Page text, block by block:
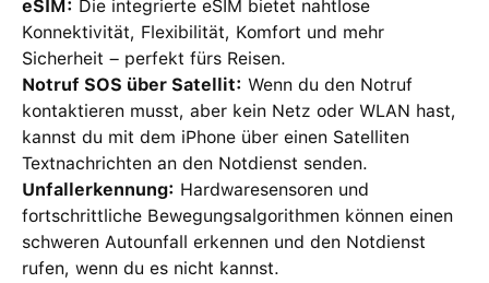
eSIM: Die integrierte eSIM bietet nahtlose
Konnektivität, Flexibilität, Komfort und mehr
Sicherheit – perfekt fürs Reisen.
Notruf SOS über Satellit: Wenn du den Notruf
kontaktieren musst, aber kein Netz oder WLAN hast,
kannst du mit dem iPhone über einen Satelliten
Textnachrichten an den Notdienst senden.
Unfallerkennung: Hardwaresensoren und
fortschrittliche Bewegungsalgorithmen können einen
schweren Autounfall erkennen und den Notdienst
rufen, wenn du es nicht kannst.